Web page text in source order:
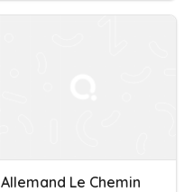
Allemand Le Chemin